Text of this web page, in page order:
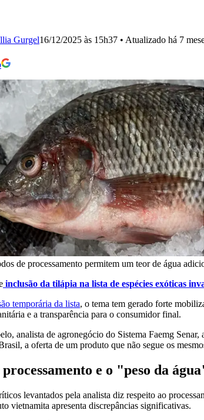
Gurgel16/12/2025 às 15h37 • Atualizado há 7
de processamento permitem um teor de água
inclusão da tilápia na lista de espécies exóticas
temporária da lista, o tema tem gerado forte
e a transparência para o consumidor final.
analista de agronegócio do Sistema Faemg
a oferta de um produto que não segue os
e o "peso da
levantados pela analista diz respeito ao
vietnamita apresenta discrepâncias significativas.